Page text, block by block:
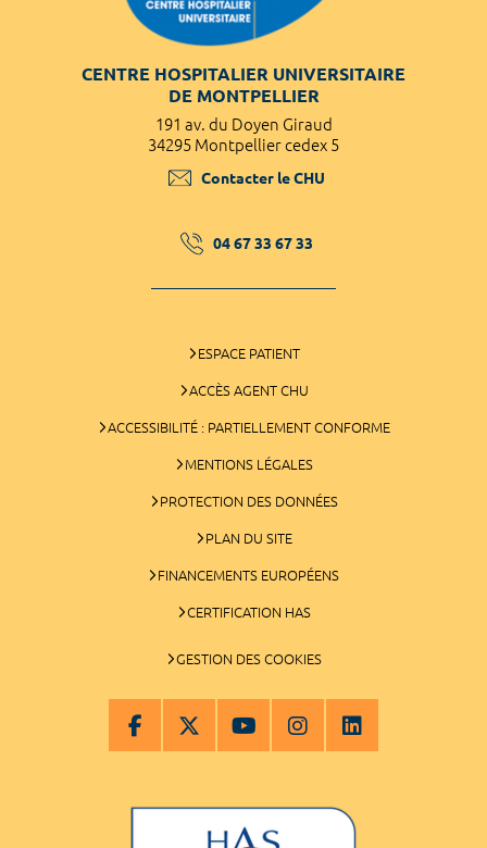
CENTRE HOSPITALIER UNIVERSITAIRE
DE MONTPELLIER
191 av. du Doyen Giraud
34295 Montpellier cedex 5
Contacter le CHU
04 67 33 67 33
ESPACE PATIENT
ACCÈS AGENT CHU
ACCESSIBILITÉ : PARTIELLEMENT CONFORME
MENTIONS LÉGALES
PROTECTION DES DONNÉES
PLAN DU SITE
FINANCEMENTS EUROPÉENS
CERTIFICATION HAS
GESTION DES COOKIES